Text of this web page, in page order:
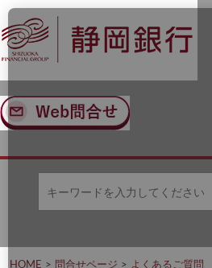
ナ
ビ
ゲ
ー
ン
へ
ス
メ
イ
ン
コ
ン
ツ
へ
ー
ワ
HOME 問合せページ
よくあるご質問